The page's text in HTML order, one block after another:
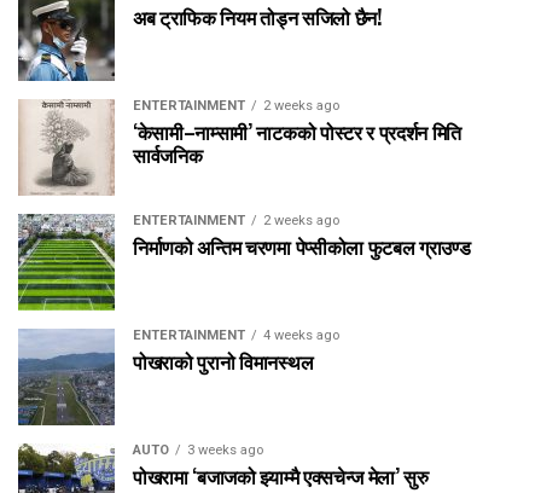
अब ट्राफिक नियम तोड्न सजिलो छैन!
ENTERTAINMENT 2 weeks ago
‘केसामी–नाम्सामी’ नाटकको पोस्टर र प्रदर्शन मिति
सार्वजनिक
ENTERTAINMENT 2 weeks ago
निर्माणको अन्तिम चरणमा पेप्सीकोला फुटबल ग्राउण्ड
ENTERTAINMENT 4 weeks ago
पोखराको पुरानो विमानस्थल
AUTO 3 weeks ago
पोखरामा ‘बजाजको झ्याम्मै एक्सचेन्ज मेला’ सुरु